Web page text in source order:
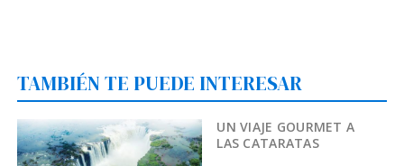
TAMBIÉN TE PUEDE INTERESAR
UN VIAJE GOURMET A
LAS CATARATAS